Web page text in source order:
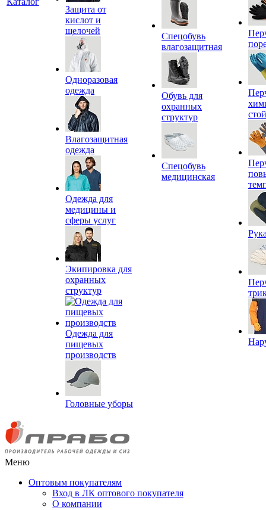
Защита от
кислот и
щелочей
Одноразовая
одежда
Влагозащитная
одежда
Одежда для
медицины и
сферы услуг
Экипировка для
охранных
структур
Одежда для
пищевых
производств
Головные уборы
Спецобувь
влагозащитная
Обувь для
охранных
структур
Спецобувь
медицинская
Меню
Оптовым покупателям
Вход в ЛК оптового покупателя
О компании